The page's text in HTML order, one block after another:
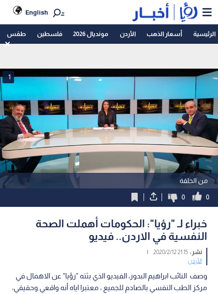
English
الرئيسية أسعار الذهب الأردن مونديال 2026 فلسطين طقس
من الحلقة
1
0
0
خبراء لـ "رؤيا": الحكومات أهملت الصحة
النفسية في الاردن.. فيديو
نشر :21:15 2020/2/12
|
الأردن
وصف النائب ابراهيم البدور، الفيديو الذي بثته "رؤيا" عن الاهمال في
مركز الطب النفسي بالصادم للجميع ، معتبرا اياه أنه واقعي وحقيقي،